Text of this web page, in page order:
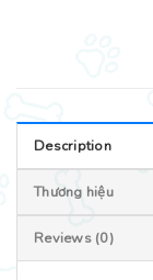
Description
Thương hiệu
Reviews (0)